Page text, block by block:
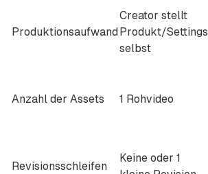
Produktionsaufwand
Creator stellt
Produkt/Settings
selbst
Anzahl der Assets 1 Rohvideo
Revisionsschleifen
Keine oder 1